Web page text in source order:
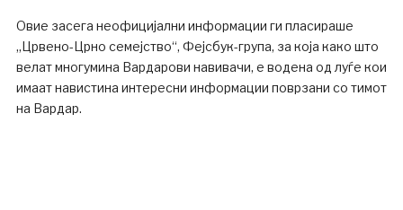
Овие засега неофицијални информации ги пласираше
„Црвено-Црно семејство“, Фејсбук-група, за која како што
велат многумина Вардарови навивачи, е водена од луѓе кои
имаат навистина интересни информации поврзани со тимот
на Вардар.